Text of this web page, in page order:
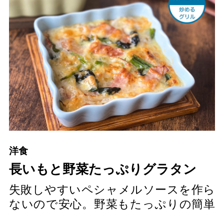
洋食
長いもと野菜たっぷりグラタン
失敗しやすいペシャメルソースを作ら
ないので安心。野菜もたっぷりの簡単